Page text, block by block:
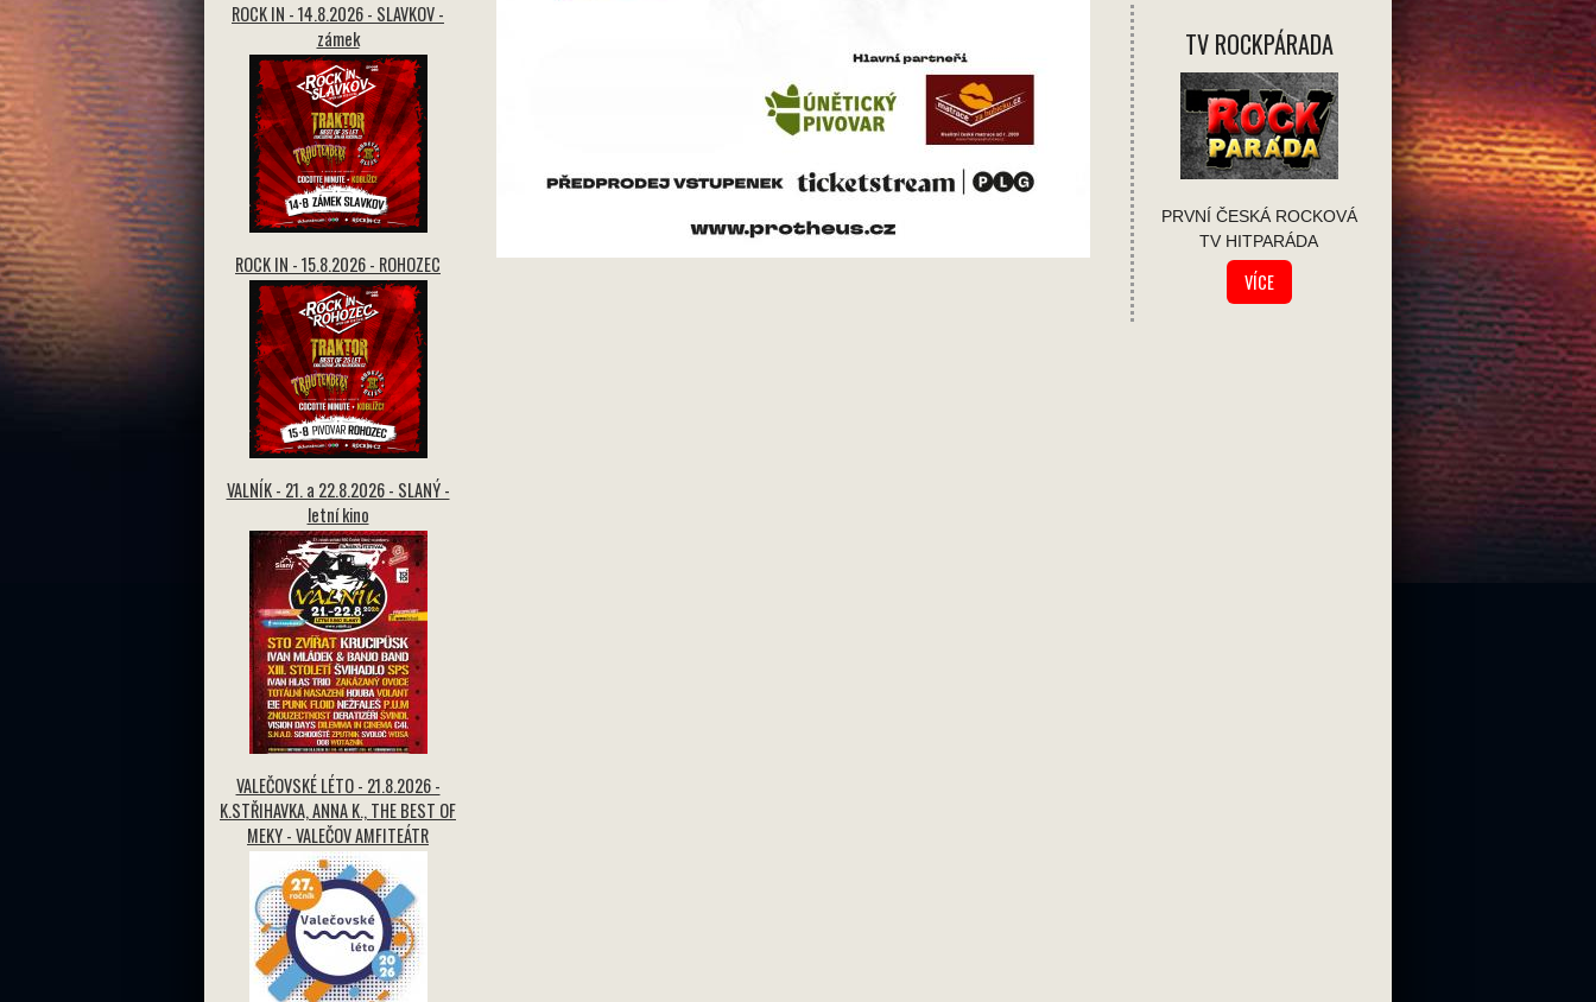
ROCK IN - 14.8.2026 - SLAVKOV -
zámek
ROCK IN - 15.8.2026 - ROHOZEC
VALNÍK - 21. a 22.8.2026 - SLANÝ -
letní kino
VALEČOVSKÉ LÉTO - 21.8.2026 -
K.STŘIHAVKA, ANNA K., THE BEST OF
MEKY - VALEČOV AMFITEÁTR
TV ROCKPÁRADA
PRVNÍ ČESKÁ ROCKOVÁ
TV HITPARÁDA
VÍCE